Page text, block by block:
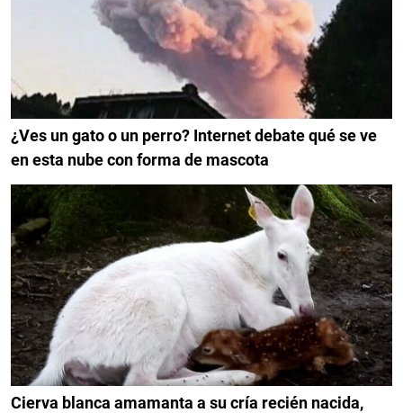
¿Ves un gato o un perro? Internet debate qué se ve
en esta nube con forma de mascota
Cierva blanca amamanta a su cría recién nacida,